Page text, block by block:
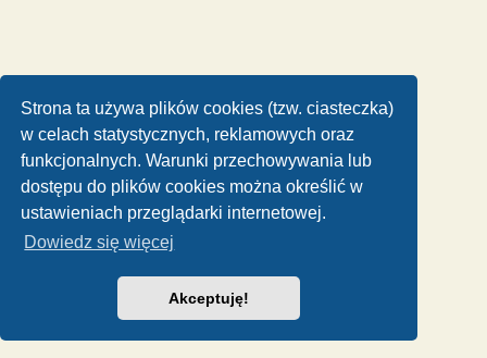
Strona ta używa plików cookies (tzw. ciasteczka)
w celach statystycznych, reklamowych oraz
funkcjonalnych. Warunki przechowywania lub
dostępu do plików cookies można określić w
ustawieniach przeglądarki internetowej.
Dowiedz się więcej
Akceptuję!